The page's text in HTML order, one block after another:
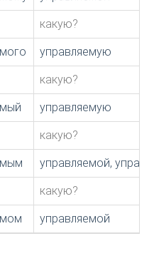
какую?
управляемую
какую?
управляемую
какую?
управляемой,
какую?
управляемой